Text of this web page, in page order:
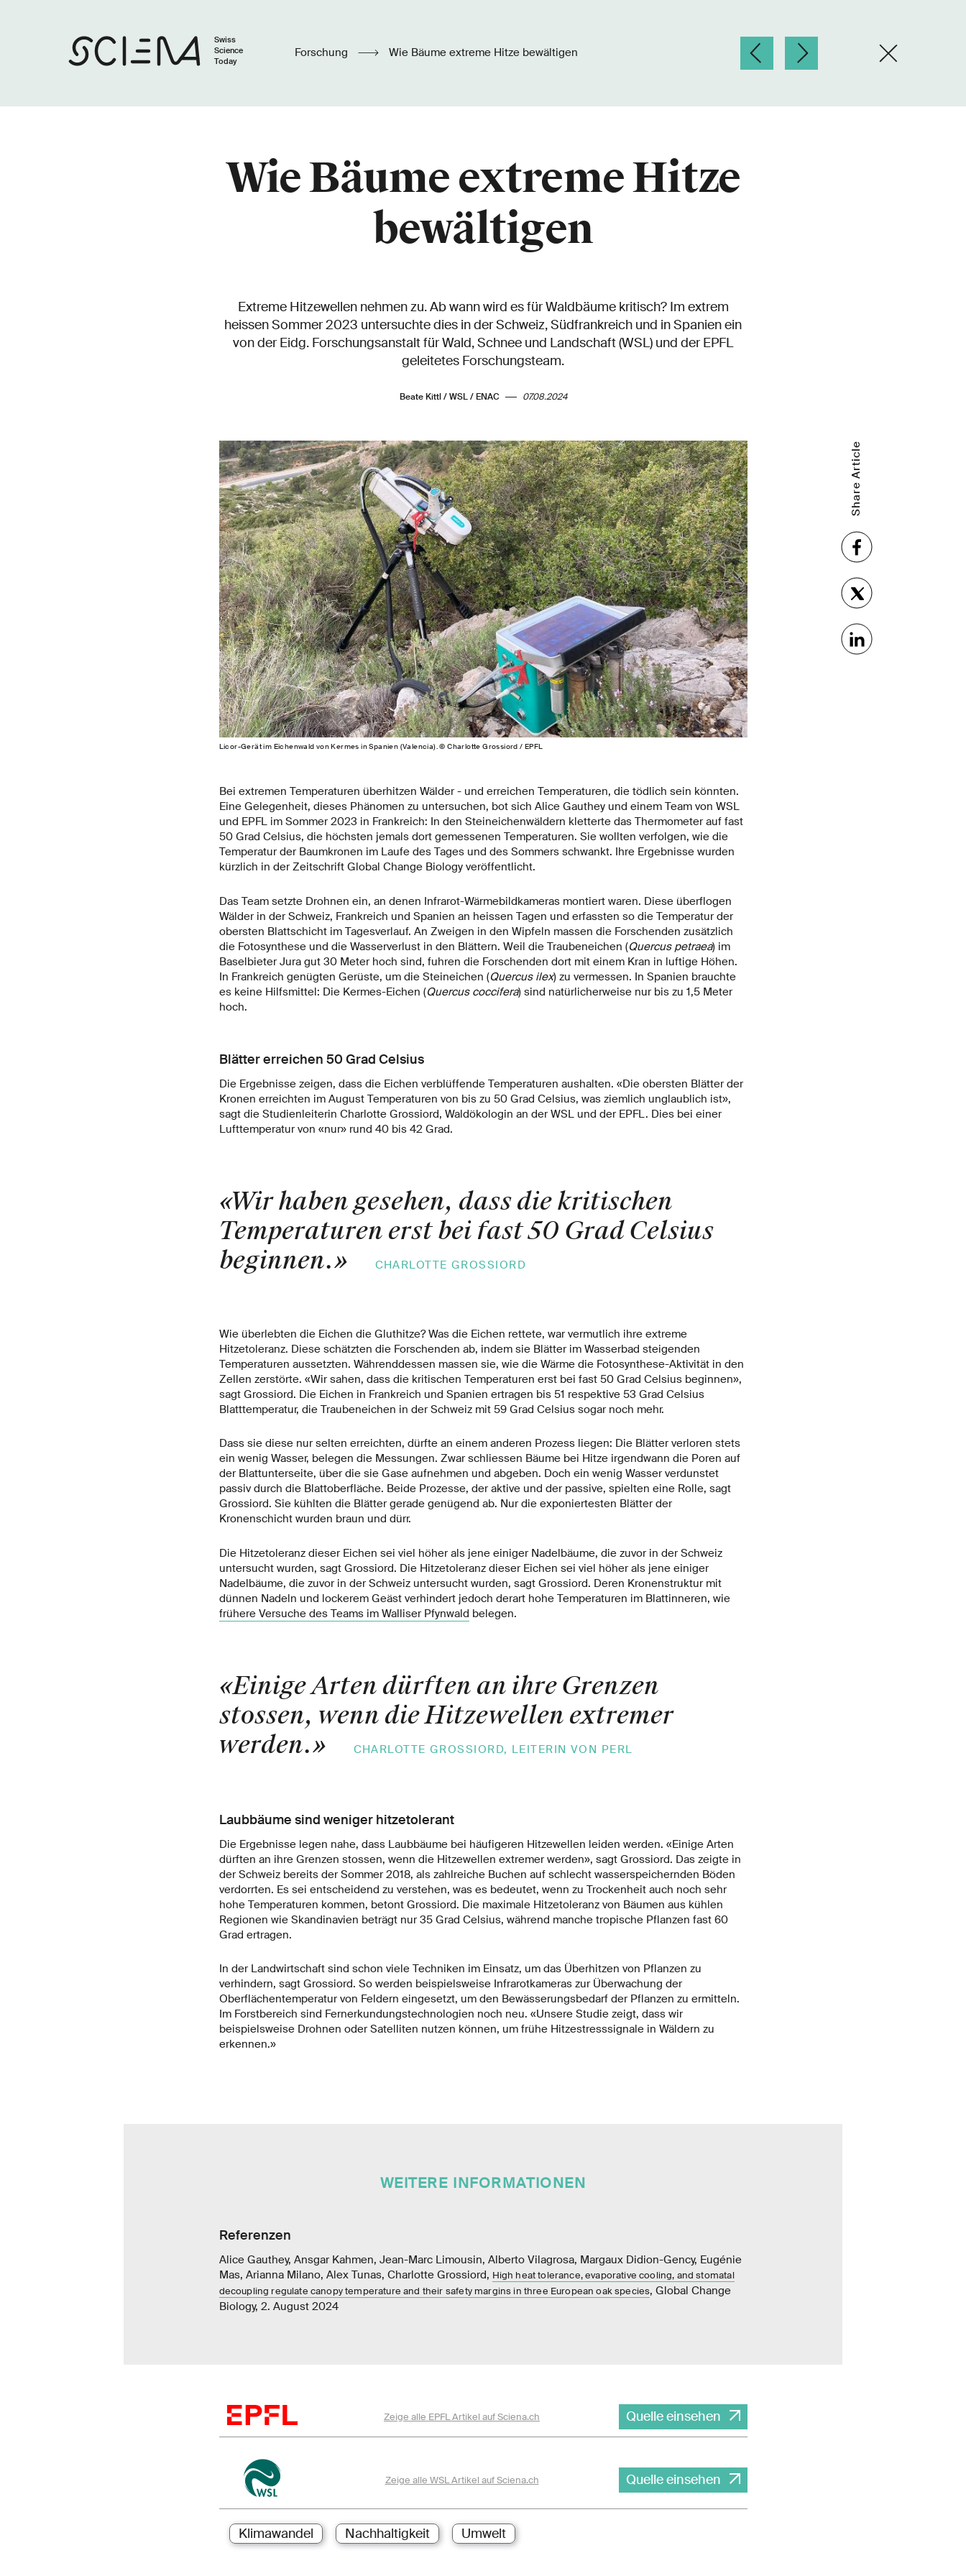
Swiss
Science
Today
Forschung Wie Bäume extreme Hitze bewältigen
Wie Bäume extreme Hitze
bewältigen
Extreme Hitzewellen nehmen zu. Ab wann wird es für Waldbäume kritisch? Im extrem
heissen Sommer 2023 untersuchte dies in der Schweiz, Südfrankreich und in Spanien ein
von der Eidg. Forschungsanstalt für Wald, Schnee und Landschaft (WSL) und der EPFL
geleitetes Forschungsteam.
Beate Kittl / WSL / ENAC 07.08.2024
Licor-Gerät im Eichenwald von Kermes in Spanien (Valencia). © Charlotte Grossiord / EPFL
Share Article
Bei extremen Temperaturen überhitzen Wälder - und erreichen Temperaturen, die tödlich sein könnten.
Eine Gelegenheit, dieses Phänomen zu untersuchen, bot sich Alice Gauthey und einem Team von WSL
und EPFL im Sommer 2023 in Frankreich: In den Steineichenwäldern kletterte das Thermometer auf fast
50 Grad Celsius, die höchsten jemals dort gemessenen Temperaturen. Sie wollten verfolgen, wie die
Temperatur der Baumkronen im Laufe des Tages und des Sommers schwankt. Ihre Ergebnisse wurden
kürzlich in der Zeitschrift Global Change Biology veröffentlicht.
Das Team setzte Drohnen ein, an denen Infrarot-Wärmebildkameras montiert waren. Diese überflogen
Wälder in der Schweiz, Frankreich und Spanien an heissen Tagen und erfassten so die Temperatur der
obersten Blattschicht im Tagesverlauf. An Zweigen in den Wipfeln massen die Forschenden zusätzlich
die Fotosynthese und die Wasserverlust in den Blättern. Weil die Traubeneichen (Quercus petraea) im
Baselbieter Jura gut 30 Meter hoch sind, fuhren die Forschenden dort mit einem Kran in luftige Höhen.
In Frankreich genügten Gerüste, um die Steineichen (Quercus ilex) zu vermessen. In Spanien brauchte
es keine Hilfsmittel: Die Kermes-Eichen (Quercus coccifera) sind natürlicherweise nur bis zu 1,5 Meter
hoch.
Blätter erreichen 50 Grad Celsius
Die Ergebnisse zeigen, dass die Eichen verblüffende Temperaturen aushalten. «Die obersten Blätter der
Kronen erreichten im August Temperaturen von bis zu 50 Grad Celsius, was ziemlich unglaublich ist»,
sagt die Studienleiterin Charlotte Grossiord, Waldökologin an der WSL und der EPFL. Dies bei einer
Lufttemperatur von «nur» rund 40 bis 42 Grad.
«Wir haben gesehen, dass die kritischen
Temperaturen erst bei fast 50 Grad Celsius
beginnen.» CHARLOTTE GROSSIORD
Wie überlebten die Eichen die Gluthitze? Was die Eichen rettete, war vermutlich ihre extreme
Hitzetoleranz. Diese schätzten die Forschenden ab, indem sie Blätter im Wasserbad steigenden
Temperaturen aussetzten. Währenddessen massen sie, wie die Wärme die Fotosynthese-Aktivität in den
Zellen zerstörte. «Wir sahen, dass die kritischen Temperaturen erst bei fast 50 Grad Celsius beginnen»,
sagt Grossiord. Die Eichen in Frankreich und Spanien ertragen bis 51 respektive 53 Grad Celsius
Blatttemperatur, die Traubeneichen in der Schweiz mit 59 Grad Celsius sogar noch mehr.
Dass sie diese nur selten erreichten, dürfte an einem anderen Prozess liegen: Die Blätter verloren stets
ein wenig Wasser, belegen die Messungen. Zwar schliessen Bäume bei Hitze irgendwann die Poren auf
der Blattunterseite, über die sie Gase aufnehmen und abgeben. Doch ein wenig Wasser verdunstet
passiv durch die Blattoberfläche. Beide Prozesse, der aktive und der passive, spielten eine Rolle, sagt
Grossiord. Sie kühlten die Blätter gerade genügend ab. Nur die exponiertesten Blätter der
Kronenschicht wurden braun und dürr.
Die Hitzetoleranz dieser Eichen sei viel höher als jene einiger Nadelbäume, die zuvor in der Schweiz
untersucht wurden, sagt Grossiord. Die Hitzetoleranz dieser Eichen sei viel höher als jene einiger
Nadelbäume, die zuvor in der Schweiz untersucht wurden, sagt Grossiord. Deren Kronenstruktur mit
dünnen Nadeln und lockerem Geäst verhindert jedoch derart hohe Temperaturen im Blattinneren, wie
frühere Versuche des Teams im Walliser Pfynwald belegen.
«Einige Arten dürften an ihre Grenzen
stossen, wenn die Hitzewellen extremer
werden.» CHARLOTTE GROSSIORD, LEITERIN VON PERL
Laubbäume sind weniger hitzetolerant
Die Ergebnisse legen nahe, dass Laubbäume bei häufigeren Hitzewellen leiden werden. «Einige Arten
dürften an ihre Grenzen stossen, wenn die Hitzewellen extremer werden», sagt Grossiord. Das zeigte in
der Schweiz bereits der Sommer 2018, als zahlreiche Buchen auf schlecht wasserspeichernden Böden
verdorrten. Es sei entscheidend zu verstehen, was es bedeutet, wenn zu Trockenheit auch noch sehr
hohe Temperaturen kommen, betont Grossiord. Die maximale Hitzetoleranz von Bäumen aus kühlen
Regionen wie Skandinavien beträgt nur 35 Grad Celsius, während manche tropische Pflanzen fast 60
Grad ertragen.
In der Landwirtschaft sind schon viele Techniken im Einsatz, um das Überhitzen von Pflanzen zu
verhindern, sagt Grossiord. So werden beispielsweise Infrarotkameras zur Überwachung der
Oberflächentemperatur von Feldern eingesetzt, um den Bewässerungsbedarf der Pflanzen zu ermitteln.
Im Forstbereich sind Fernerkundungstechnologien noch neu. «Unsere Studie zeigt, dass wir
beispielsweise Drohnen oder Satelliten nutzen können, um frühe Hitzestresssignale in Wäldern zu
erkennen.»
WEITERE INFORMATIONEN
Referenzen
Alice Gauthey, Ansgar Kahmen, Jean-Marc Limousin, Alberto Vilagrosa, Margaux Didion-Gency, Eugénie
Mas, Arianna Milano, Alex Tunas, Charlotte Grossiord, High heat tolerance, evaporative cooling, and stomatal
decoupling regulate canopy temperature and their safety margins in three European oak species, Global Change
Biology, 2. August 2024
Zeige alle EPFL Artikel auf Sciena.ch Quelle einsehen
Zeige alle WSL Artikel auf Sciena.ch Quelle einsehen
Klimawandel Nachhaltigkeit Umwelt